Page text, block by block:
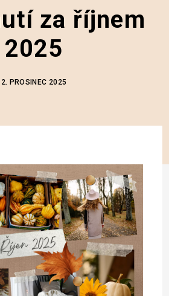
za říjnem
2025
2. PROSINEC 2025